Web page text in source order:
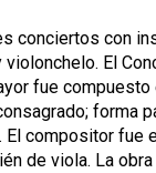
conciertos con
violonchelo. El
fue compuesto
forma
El compositor fue
de viola. La